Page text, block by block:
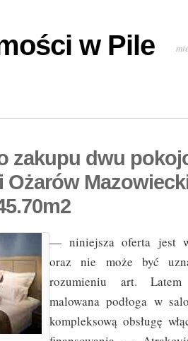
w Pile
zakupu dwu
— niniejsza oferta jest
oraz nie może być
rozumieniu art.
malowana podłoga w
kompleksową obsługę